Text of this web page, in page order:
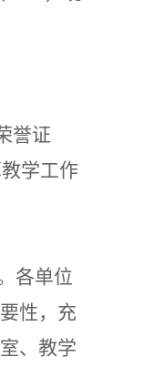
誉证
学工作
各单位
性，充
、教学